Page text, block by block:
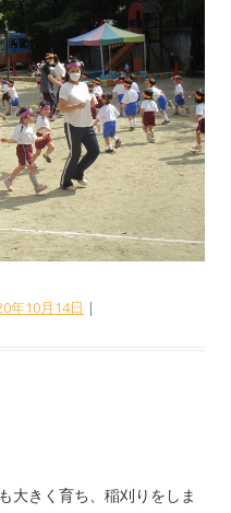
年10月14日 |
大きく育ち、稲刈りをしま